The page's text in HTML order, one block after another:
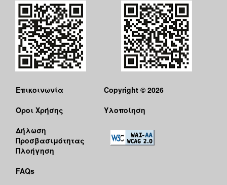
Επικοινωνία
Όροι Χρήσης
Δήλωση
Προσβασιμότητας
Πλοήγηση
FAQs
Copyright © 2026
Υλοποίηση